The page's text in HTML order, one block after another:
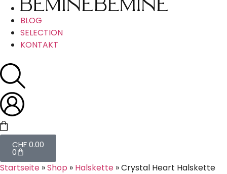
BLOG
SELECTION
KONTAKT
CHF0.00
0
Startseite »Shop » Halskette »Crystal Heart Halskette